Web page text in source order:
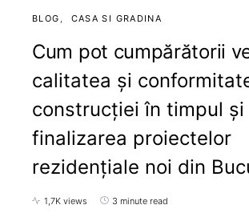
BLOG CASA SI GRADINA
Cum pot cumpărătorii
calitatea și
construcției în timpul și
finalizarea proiectelor
rezidențiale noi din
1,7K views 3 minute read